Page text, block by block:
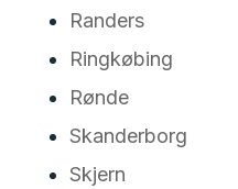
Randers
Ringkøbing
Rønde
Skanderborg
Skjern